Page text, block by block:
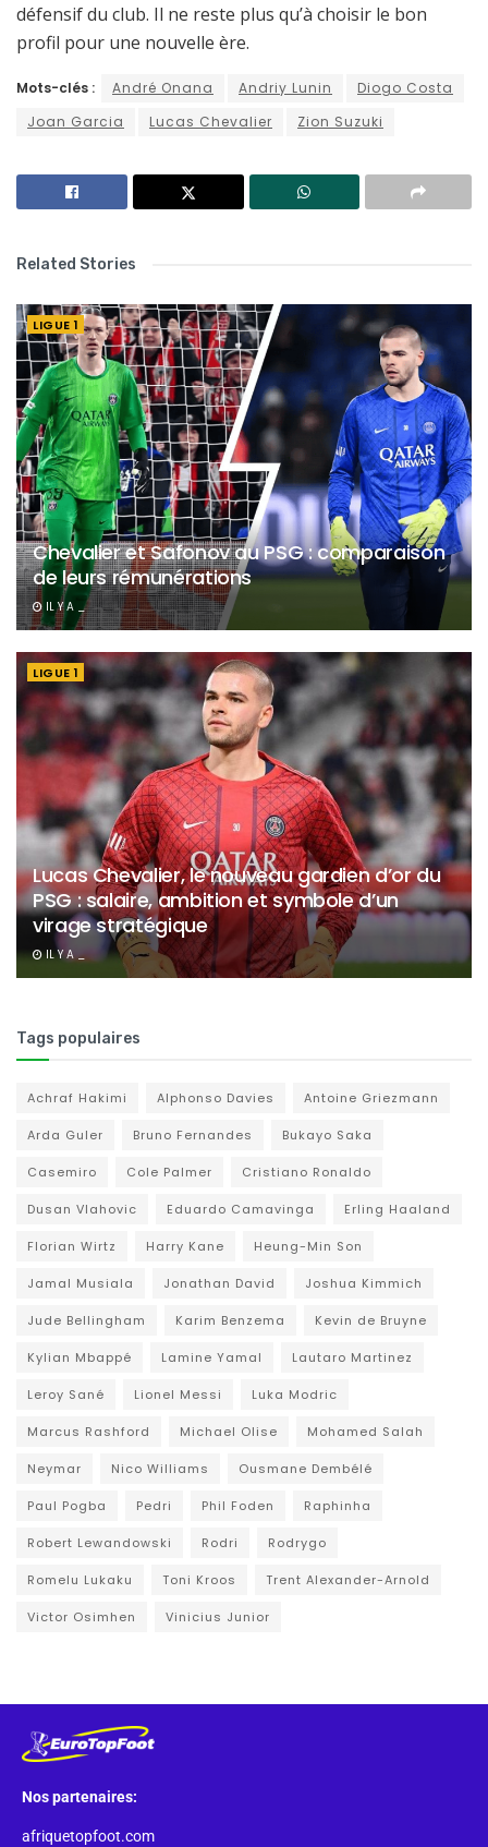
défensif du club. Il ne reste plus qu’à choisir le bon
profil pour une nouvelle ère.
Mots-clés : André Onana Andriy Lunin
Diogo Costa
Joan Garcia
Lucas Chevalier Zion Suzuki
Related Stories
LIGUE 1
Chevalier et Safonov au PSG : comparaison
de leurs rémunérations
IL Y A _
LIGUE 1
Lucas Chevalier, le nouveau gardien d’or du
PSG : salaire, ambition et symbole d’un
virage stratégique
IL Y A _
Tags populaires
Achraf Hakimi Alphonso Davies Antoine Griezmann
Arda Guler Bruno Fernandes Bukayo Saka
Casemiro Cole Palmer Cristiano Ronaldo
Dusan Vlahovic Eduardo Camavinga Erling Haaland
Florian Wirtz Harry Kane Heung-Min Son
Jamal Musiala Jonathan David Joshua Kimmich
Jude Bellingham Karim Benzema Kevin de Bruyne
Kylian Mbappé Lamine Yamal Lautaro Martinez
Leroy Sané Lionel Messi Luka Modric
Marcus Rashford Michael Olise Mohamed Salah
Neymar Nico Williams Ousmane Dembélé
Paul Pogba Pedri Phil Foden Raphinha
Robert Lewandowski Rodri Rodrygo
Romelu Lukaku Toni Kroos Trent Alexander-Arnold
Victor Osimhen Vinicius Junior
Nos partenaires:
afriquetopfoot.com